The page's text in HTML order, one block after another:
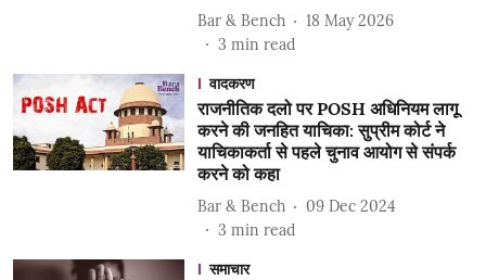
Bar & Bench
18 May 2026
3 min read
वादकरण
राजनीतिक दलो पर POSH अधिनियम लागू
करने की जनहित याचिका: सुप्रीम कोर्ट ने
याचिकाकर्ता से पहले चुनाव आयोग से संपर्क
करने को कहा
Bar & Bench
09 Dec 2024
3 min read
समाचार